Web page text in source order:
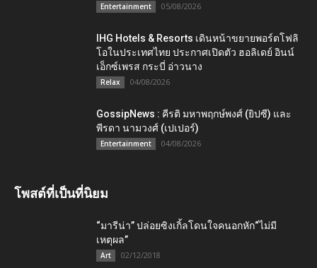
Entertainment 05/08/2026
IHG Hotels & Resorts เดินหน้าขยายพอร์ตโฟลิ
โอในประเทศไทย ประกาศเปิดตัว ฮอลิเดย์ อินน์
เอ็กซ์เพรส กระบี่ อ่าวนาง
Relax 04/08/2026
GossipNews : คีรติ มหาพฤกษ์พงศ์ (ยิปซี) และ
พีรดา นามวงศ์ (เปเปอร์)
Entertainment 04/08/2026
โพสต์ที่เป็นที่นิยม
“มารีน่า” ปล่อยซิงเกิ้ลโดนใจคนอกหัก“ไม่มี
เหตุผล”
Art 02/12/2018